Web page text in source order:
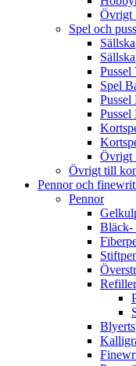
Övrigt
Spel och
Pussel
Spel
Pussel
Pussel
Övrigt
Övrigt till
Pennor och
Pennor
Bläck-
Refiller